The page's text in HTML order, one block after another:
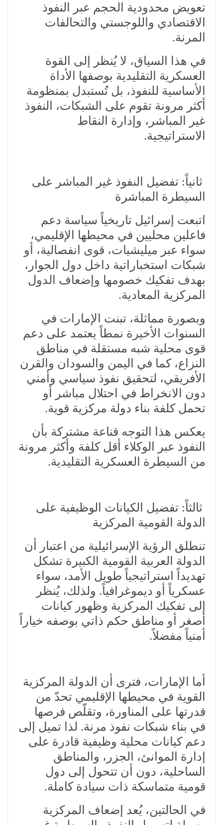
تعويض محدودية الحجم عبر النفوذ
الاقتصادي واللوجستي والتحالفات
المرنة.
في هذا السياق، لا يُنظر إلى القوة
العسكرية التقليدية بوصفها الأداة
الأساسية للنفوذ، بل تُستبدل بمنظومة
أكثر مرونة تقوم على الشبكات، النفوذ
غير المباشر، وإدارة النقاط
الاستراتيجية.
ثانياً: تفضيل النفوذ غير المباشر على
السيطرة المباشرة
اتبعت إسرائيل تاريخياً سياسة دعم
فاعلين محليين في محيطها الإقليمي،
سواء عبر ميليشيات، قوى انفصالية، أو
شبكات استخباراتية داخل دول الجوار،
بهدف تفكيك خصومها وإضعاف الدول
المركزية المعادية.
وبصورة مماثلة، تبنت الإمارات في
السنوات الأخيرة نمطاً يعتمد على دعم
قوى محلية شبه مستقلة في مناطق
النزاع، كما في اليمن والسودان والقرن
الأفريقي، لتحقيق نفوذ سياسي وأمني
دون الانخراط في احتلال مباشر أو
تحمل كلفة بناء دولة مركزية قوية.
يعكس هذا التوجه قناعة مشتركة بأن
النفوذ عبر الوكلاء أقل كلفة وأكثر مرونة
من السيطرة العسكرية التقليدية.
ثالثاً: تفضيل الكيانات الوظيفية على
الدولة القومية المركزية
تنطلق الرؤية الإسرائيلية من اعتبار أن
الدولة العربية القومية الكبيرة تشكل
تهديداً استراتيجياً طويل الأمد، سواء
عسكرياً أو ديموغرافياً. ولذلك، يُنظر
إلى تفكيك المركزية وظهور كيانات
أصغر أو مناطق حكم ذاتي بوصفه خياراً
أمنياً مفضلاً.
أما الإمارات، فترى أن الدولة المركزية
القوية في محيطها الإقليمي تحدّ من
قدرتها على المناورة، وتقلّص فرصها
في بناء شبكات نفوذ مرنة. لذا تميل إلى
دعم كيانات محلية وظيفية قادرة على
إدارة الموانئ، الجزر، والمناطق
الساحلية، دون أن تتحول إلى دول
قومية متماسكة ذات سيادة كاملة.
في الحالتين، يُعد إضعاف المركزية